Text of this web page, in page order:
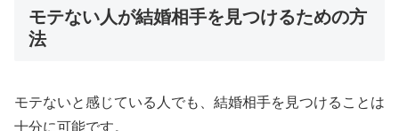
モテない人が結婚相手を見つけるための方
法
モテないと感じている人でも、結婚相手を見つけることは
十分に可能です。